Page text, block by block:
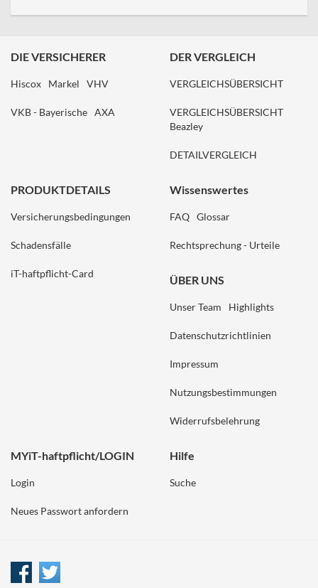
DIE VERSICHERER
Hiscox Markel VHV
VKB - Bayerische AXA
DER VERGLEICH
VERGLEICHSÜBERSICHT
VERGLEICHSÜBERSICHT
Beazley
DETAILVERGLEICH
PRODUKTDETAILS
Versicherungsbedingungen
Schadensfälle
iT-haftpflicht-Card
Wissenswertes
FAQ Glossar
Rechtsprechung - Urteile
ÜBER UNS
Unser Team Highlights
Datenschutzrichtlinien
Impressum
Nutzungsbestimmungen
Widerrufsbelehrung
MYiT-haftpflicht/LOGIN
Login
Neues Passwort anfordern
Hilfe
Suche